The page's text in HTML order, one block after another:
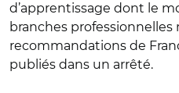
d’apprentissage dont le
branches professionnelles
recommandations de
publiés dans un arrêté.